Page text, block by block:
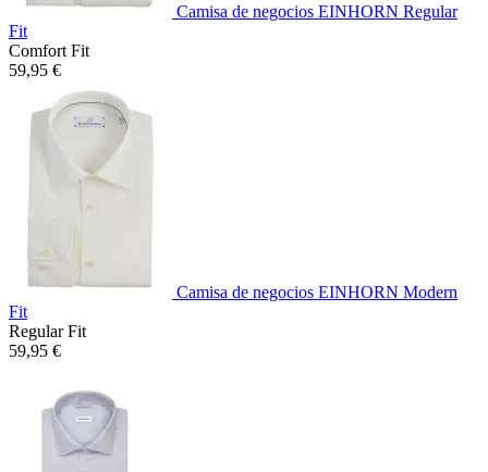
Camisa de negocios EINHORN Regular
Fit
Comfort Fit
59,95 €
Camisa de negocios EINHORN Modern
Fit
Regular Fit
59,95 €